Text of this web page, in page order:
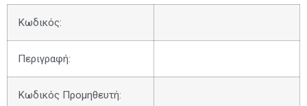
Κωδικός:
Περιγραφή:
Κωδικός Προμηθευτή: